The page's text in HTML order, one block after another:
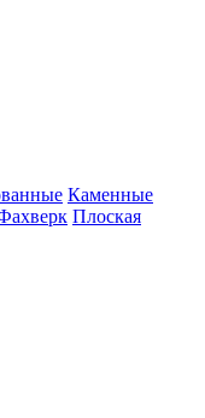
Каменные
Плоская